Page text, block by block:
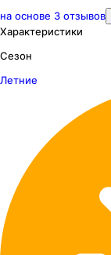
на основе 3 отзывов
Характеристики
Сезон
Летние